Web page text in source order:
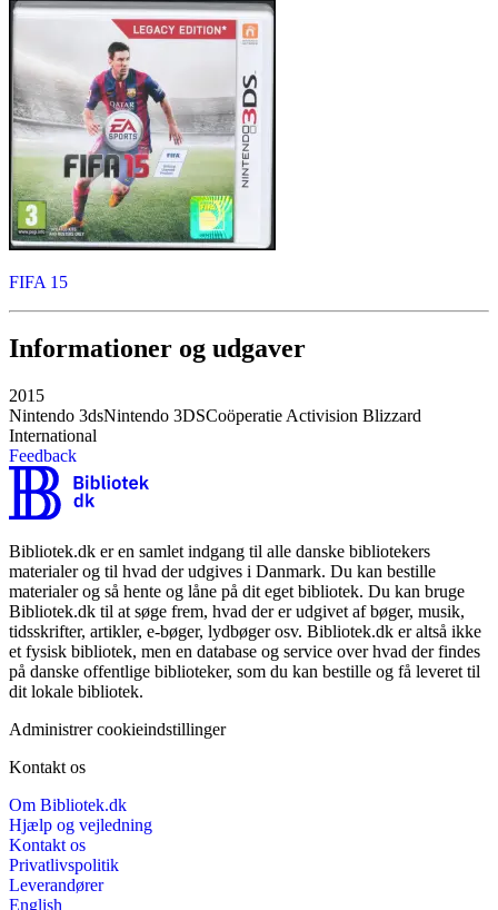
FIFA 15
Informationer og udgaver
2015
Nintendo 3dsNintendo 3DSCoöperatie Activision Blizzard
International
Feedback
Bibliotek.dk er en samlet indgang til alle danske bibliotekers
materialer og til hvad der udgives i Danmark. Du kan bestille
materialer og så hente og låne på dit eget bibliotek. Du kan bruge
Bibliotek.dk til at søge frem, hvad der er udgivet af bøger, musik,
tidsskrifter, artikler, e-bøger, lydbøger osv. Bibliotek.dk er altså ikke
et fysisk bibliotek, men en database og service over hvad der findes
på danske offentlige biblioteker, som du kan bestille og få leveret til
dit lokale bibliotek.
Administrer cookieindstillinger
Kontakt os
Om Bibliotek.dk
Hjælp og vejledning
Kontakt os
Privatlivspolitik
Leverandører
English